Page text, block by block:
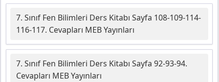
7. Sınıf Fen Bilimleri Ders Kitabı Sayfa 108-109-114-
116-117. Cevapları MEB Yayınları
7. Sınıf Fen Bilimleri Ders Kitabı Sayfa 92-93-94.
Cevapları MEB Yayınları